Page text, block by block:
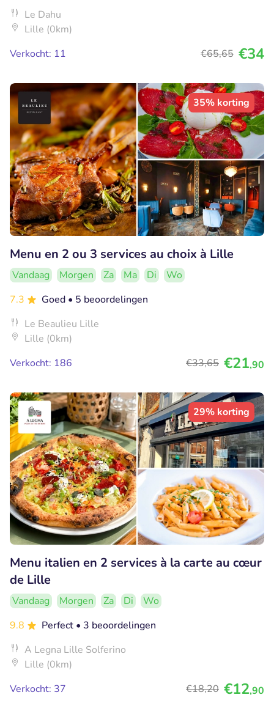
Le Dahu
Lille (0km)
Verkocht: 11
€65,65 €34
35% korting
Menu en 2 ou 3 services au choix à Lille
Vandaag Morgen Za Ma Di
Wo
7.3
Goed • 5 beoordelingen
Le Beaulieu Lille
Lille (0km)
Verkocht: 186
€33,65 €21,90
29% korting
Menu italien en 2 services à la carte au cœur
de Lille
Vandaag Morgen Za Di
Wo
9.8
Perfect • 3 beoordelingen
A Legna Lille Solferino
Lille (0km)
Verkocht: 37
€18,20 €12,90